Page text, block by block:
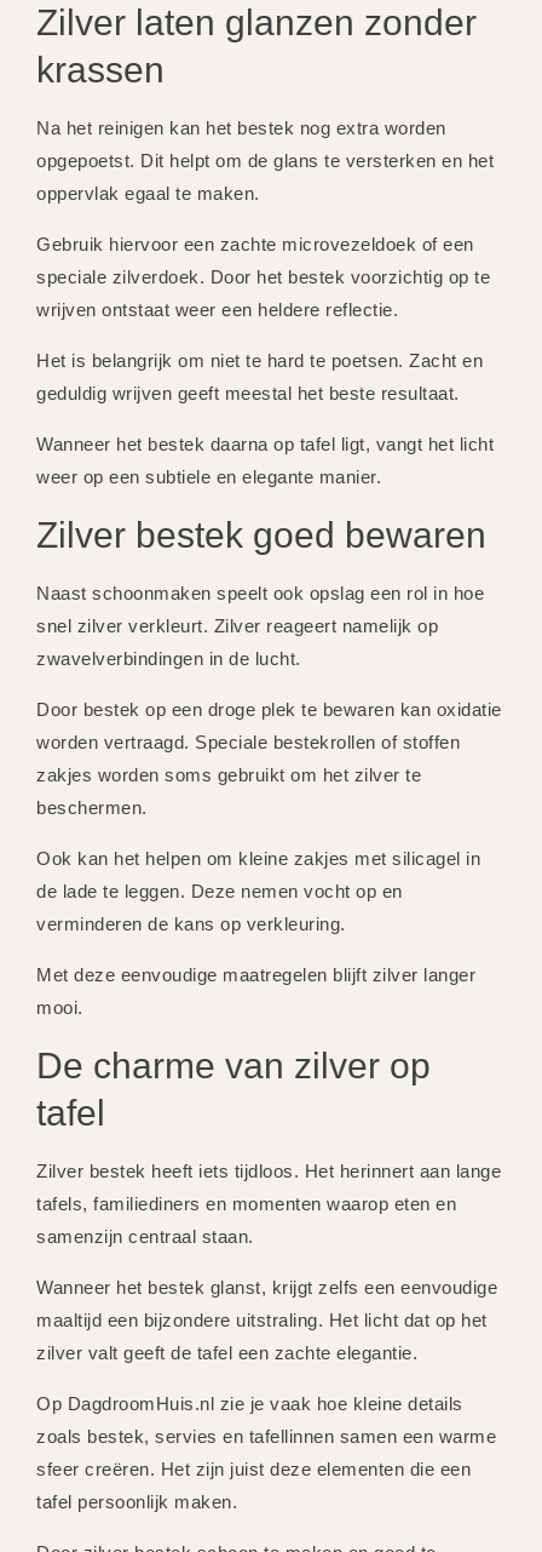
Zilver laten glanzen zonder
krassen
Na het reinigen kan het bestek nog extra worden
opgepoetst. Dit helpt om de glans te versterken en het
oppervlak egaal te maken.
Gebruik hiervoor een zachte microvezeldoek of een
speciale zilverdoek. Door het bestek voorzichtig op te
wrijven ontstaat weer een heldere reflectie.
Het is belangrijk om niet te hard te poetsen. Zacht en
geduldig wrijven geeft meestal het beste resultaat.
Wanneer het bestek daarna op tafel ligt, vangt het licht
weer op een subtiele en elegante manier.
Zilver bestek goed bewaren
Naast schoonmaken speelt ook opslag een rol in hoe
snel zilver verkleurt. Zilver reageert namelijk op
zwavelverbindingen in de lucht.
Door bestek op een droge plek te bewaren kan oxidatie
worden vertraagd. Speciale bestekrollen of stoffen
zakjes worden soms gebruikt om het zilver te
beschermen.
Ook kan het helpen om kleine zakjes met silicagel in
de lade te leggen. Deze nemen vocht op en
verminderen de kans op verkleuring.
Met deze eenvoudige maatregelen blijft zilver langer
mooi.
De charme van zilver op
tafel
Zilver bestek heeft iets tijdloos. Het herinnert aan lange
tafels, familiediners en momenten waarop eten en
samenzijn centraal staan.
Wanneer het bestek glanst, krijgt zelfs een eenvoudige
maaltijd een bijzondere uitstraling. Het licht dat op het
zilver valt geeft de tafel een zachte elegantie.
Op DagdroomHuis.nl zie je vaak hoe kleine details
zoals bestek, servies en tafellinnen samen een warme
sfeer creëren. Het zijn juist deze elementen die een
tafel persoonlijk maken.